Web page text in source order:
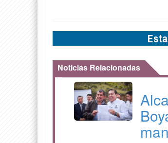
Noticias Relacionadas